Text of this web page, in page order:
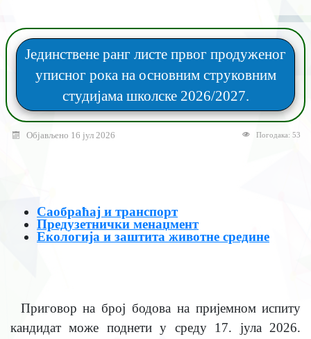
Јединствене ранг листе првог продуженог
уписног рока на основним струковним
студијама школске 2026/2027.
Објављено 16 јул 2026 Погодака: 53
Саобраћај и транспорт
Предузетнички менаџмент
Екологија и заштита животне средине
Приговор на број бодова на пријемном испиту
кандидат може поднети у среду 17. јула 2026.